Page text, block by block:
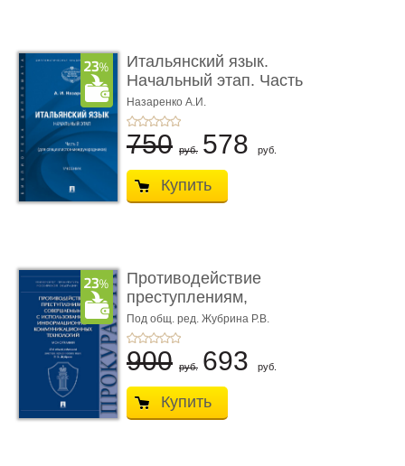
Итальянский язык.
Начальный этап. Часть
2. Учеб� ...
Назаренко А.И.
750 руб. 578 руб.
Купить
Противодействие
преступлениям,
совершаемым с ...
Под общ. ред. Жубрина Р.В.
900 руб. 693 руб.
Купить